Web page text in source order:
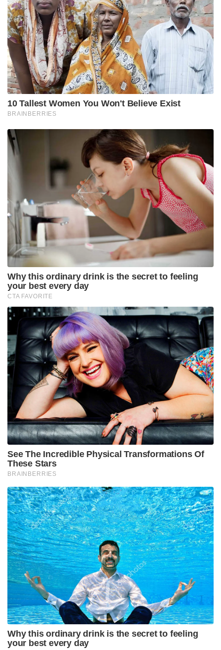
അറസ്റ്റ് ചെയ്തിരുന്നു. ഇയാൾ ആയുധ പരിശീലനം
നൽകിയിരുന്ന വ്യക്തിയെന്ന് ഇ ഡി അറിയിച്ചു.
ഇയാളുടെ അക്കൗണ്ടിലേക്ക് സംഭാവന എന്ന പേരിൽ
എത്തിയ പണം പിന്നീട് എസ്ഡിപിഐക്ക് കൈമാറി.
അനധികൃത പണമിടപാട് നടന്നെന്നും ഇഡി
ആരോപിക്കുന്നു. കേസിൽ അന്വേഷണം
തുടരുകയാണെന്ന് ഇഡി വ്യക്തമാക്കി. പി എഫ് ഐ
പലസ്ഥലങ്ങളിലും ആയുധ പരിശീലനം
നടത്തിയതിന്റെ തെളിവുകൾ ലഭിച്ചെന്നും ഇഡി
രാജ്യവിരുദ്ധ തീവ്രവാദ പ്രവര്‍ത്തനങ്ങള്‍ക്കുള്ള
പോപ്പുലര്‍ ഫ്രണ്ട് ഫണ്ട് എസ്ഡിപിഐയ്ക്ക്
ലഭിച്ചതായി ഇഡി വ്യക്തമാക്കിയിരുന്നു.
എസ്ഡിപിഐയെ നിയന്ത്രിക്കുന്നതും
പ്രവര്‍ത്തനങ്ങള്‍ക്ക് മേല്‍നോട്ടം വഹിക്കുന്നതും
പോപ്പുലര്‍ ഫ്രണ്ട് ആണെന്നും ദൈനംദിന
പ്രവര്‍ത്തനത്തിന് പണം നല്‍കുന്നത് പിഎഫ്ഐ
ആണെന്നും രണ്ട് സംഘടനകള്‍ക്കും ഒരേ നേതൃത്വവും
അണികളുമാണെന്നുമാണ് ഇഡി
ചൂണ്ടിക്കാണിക്കുന്നത്.
Tags: SDPI ED